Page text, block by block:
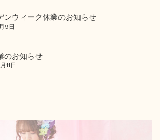
ンウィーク休業のお知らせ
9日
のお知らせ
11日